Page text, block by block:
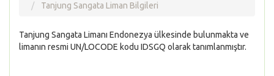
Tanjung Sangata Liman Bilgileri
Tanjung Sangata Limanı Endonezya ülkesinde bulunmakta ve
limanın resmi UN/LOCODE kodu IDSGQ olarak tanımlanmıştır.